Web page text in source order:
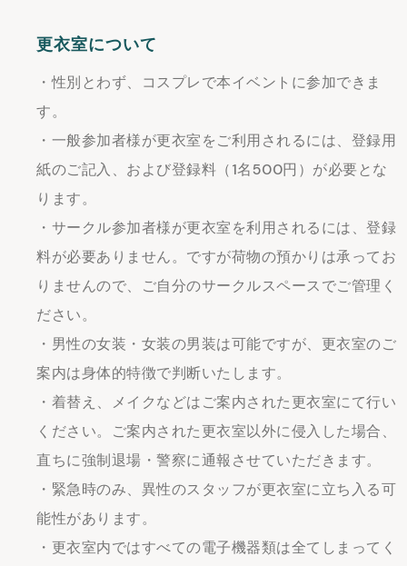
更衣室について
・性別とわず、コスプレで本イベントに参加できま
す。
・一般参加者様が更衣室をご利用されるには、登録用
紙のご記入、および登録料（1名500円）が必要とな
ります。
・サークル参加者様が更衣室を利用されるには、登録
料が必要ありません。ですが荷物の預かりは承ってお
りませんので、ご自分のサークルスペースでご管理く
ださい。
・男性の女装・女装の男装は可能ですが、更衣室のご
案内は身体的特徴で判断いたします。
・着替え、メイクなどはご案内された更衣室にて行い
ください。ご案内された更衣室以外に侵入した場合、
直ちに強制退場・警察に通報させていただきます。
・緊急時のみ、異性のスタッフが更衣室に立ち入る可
能性があります。
・更衣室内ではすべての電子機器類は全てしまってく